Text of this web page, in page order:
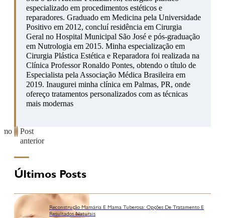
especializado em procedimentos estéticos e
reparadores. Graduado em Medicina pela Universidade
Positivo em 2012, concluí residência em Cirurgia
Geral no Hospital Municipal São José e pós-graduação
em Nutrologia em 2015. Minha especialização em
Cirurgia Plástica Estética e Reparadora foi realizada na
Clínica Professor Ronaldo Pontes, obtendo o título de
Especialista pela Associação Médica Brasileira em
2019. Inaugurei minha clínica em Palmas, PR, onde
ofereço tratamentos personalizados com as técnicas
mais modernas
Post
anterior
Últimos Posts
Reconstrução Mamária E Mama Tuberosa: Opções De Tratamento E
Resultados Naturais